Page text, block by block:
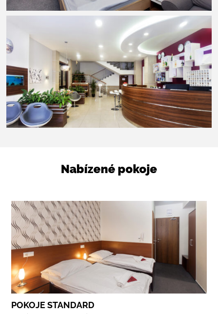
Nabízené pokoje
POKOJE STANDARD